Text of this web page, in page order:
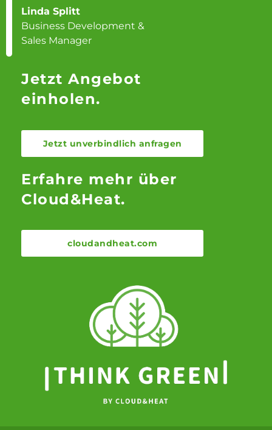
Linda Splitt
Business Development &
Sales Manager
Jetzt Angebot
einholen.
Jetzt unverbindlich anfragen
Erfahre mehr über
Cloud&Heat.
cloudandheat.com